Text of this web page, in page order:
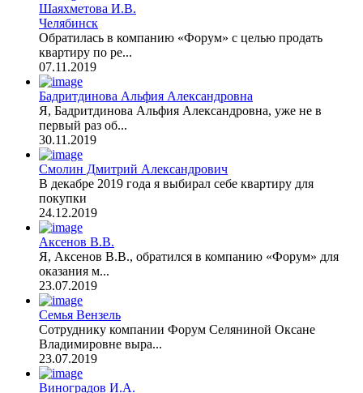
Шаяхметова И.В.
Челябинск
Обратилась в компанию «Форум» с целью продать
квартиру по ре...
07.11.2019
Бадритдинова Альфия Александровна
Я, Бадритдинова Альфия Александровна, уже не в
первый раз об...
30.11.2019
Смолин Дмитрий Александрович
В декабре 2019 года я выбирал себе квартиру для
покупки
24.12.2019
Аксенов В.В.
Я, Аксенов В.В., обратился в компанию «Форум» для
оказания м...
23.07.2019
Семья Вензель
Сотруднику компании Форум Селяниной Оксане
Владимировне выра...
23.07.2019
Виноградов И.А.